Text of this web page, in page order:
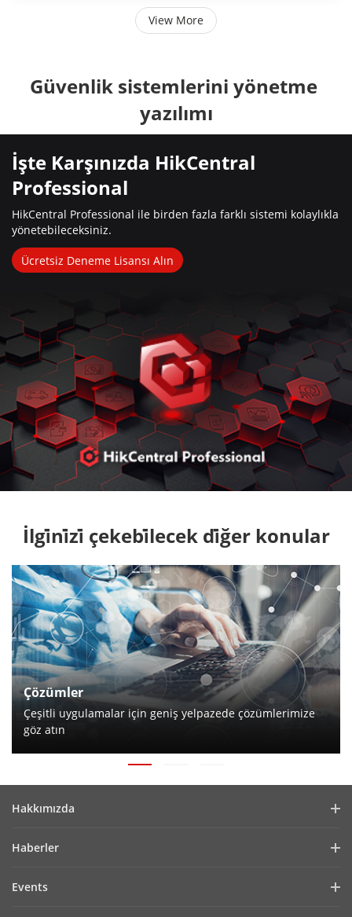
View More
Güvenlik sistemlerini yönetme
yazılımı
İşte Karşınızda HikCentral
Professional
HikCentral Professional ile birden fazla farklı sistemi kolaylıkla
yönetebileceksiniz.
Ücretsiz Deneme Lisansı Alın
İlgi̇ni̇zi̇ çekebi̇lecek di̇ğer konular
Çözümler
Çeşitli uygulamalar için geniş yelpazede çözümlerimize
göz atın
Hakkımızda
Cybersecurity
Haberler
Events